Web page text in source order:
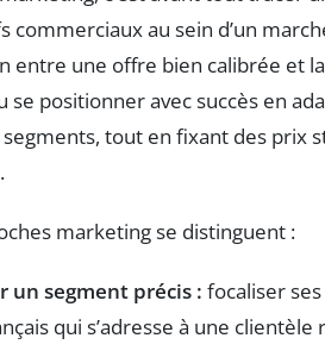
commerciaux au sein d’un
entre une offre bien calibrée et
se positionner avec succès en
tout en fixant des prix
marketing se distinguent :
un segment précis : focaliser
qui s’adresse à une